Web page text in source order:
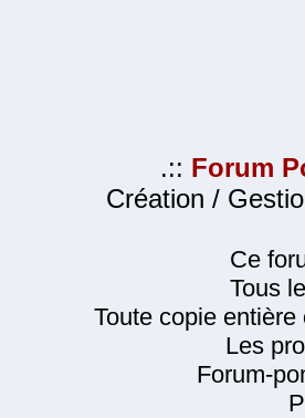
.:: Forum
Création /
Ce
Tous
Toute copie
Les
Forum-